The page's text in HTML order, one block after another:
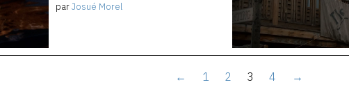
parJosué Morel
← 1 2 3 4 →